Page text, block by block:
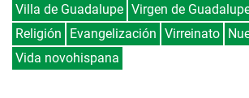
Villa de Guadalupe Virgen de
Religión
Evangelización Virreinato
Vida novohispana